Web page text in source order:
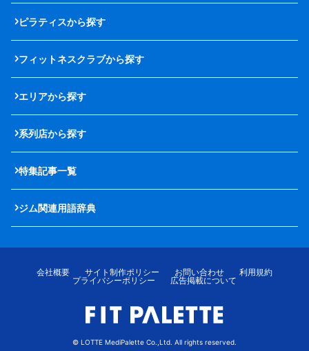
ピラティスから探す
フィットネスクラブから探す
エリアから探す
系列店から探す
特集記事一覧
ジム関連用語辞典
会社概要 サイト制作ポリシー お問い合わせ
利用規約
プライバシーポリシー
広告掲載について
© LOTTE MediPalette Co.,Ltd. All rights reserved.